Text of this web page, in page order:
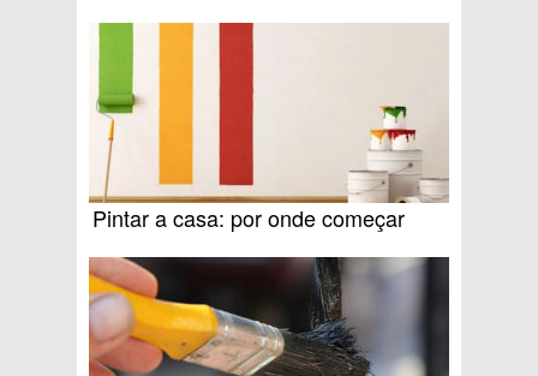
Pintar a casa: por onde começar